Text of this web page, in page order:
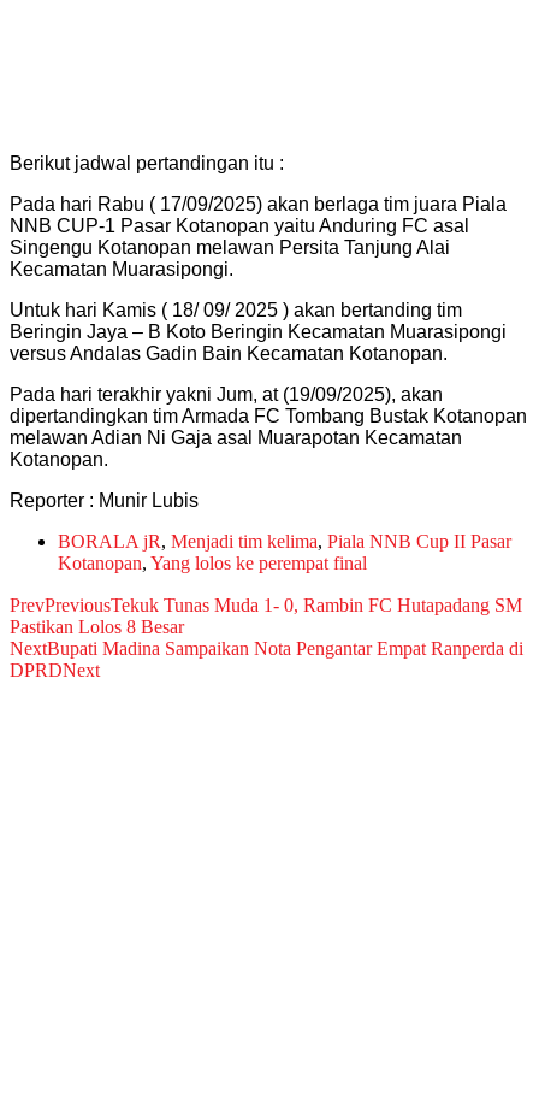
Berikut jadwal pertandingan itu :
Pada hari Rabu ( 17/09/2025) akan berlaga tim juara Piala
NNB CUP-1 Pasar Kotanopan yaitu Anduring FC asal
Singengu Kotanopan melawan Persita Tanjung Alai
Kecamatan Muarasipongi.
Untuk hari Kamis ( 18/ 09/ 2025 ) akan bertanding tim
Beringin Jaya – B Koto Beringin Kecamatan Muarasipongi
versus Andalas Gadin Bain Kecamatan Kotanopan.
Pada hari terakhir yakni Jum, at (19/09/2025), akan
dipertandingkan tim Armada FC Tombang Bustak Kotanopan
melawan Adian Ni Gaja asal Muarapotan Kecamatan
Kotanopan.
Reporter : Munir Lubis
BORALA jR, Menjadi tim kelima, Piala NNB Cup II Pasar
Kotanopan, Yang lolos ke perempat final
PrevPreviousTekuk Tunas Muda 1- 0, Rambin FC Hutapadang SM
Pastikan Lolos 8 Besar
NextBupati Madina Sampaikan Nota Pengantar Empat Ranperda di
DPRDNext